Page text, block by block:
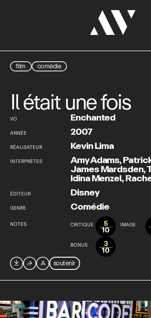
film comédie
Il était une fois
VO Enchanted
ANNÉE 2007
RÉALISATEUR Kevin Lima
INTERPRÈTES Amy Adams,
James Mardsden,
Idina Menzel,
ÉDITEUR Disney
GENRE Comédie
NOTES CRITIQUE 5
10
IMAGE
BONUS 3
10

⮫ A soutenir